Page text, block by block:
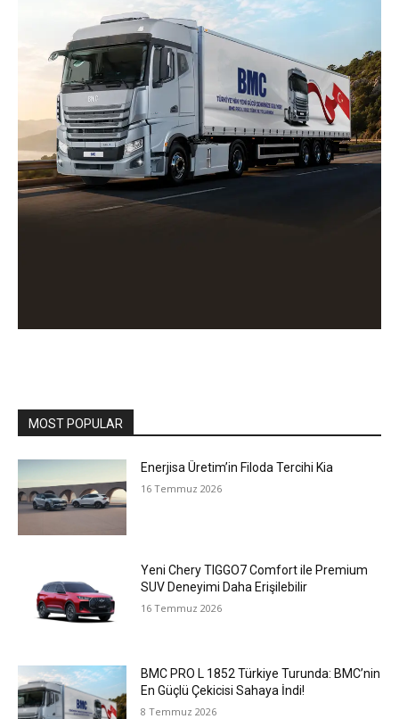
MOST POPULAR
Enerjisa Üretim’in Filoda Tercihi Kia
16 Temmuz 2026
Yeni Chery TIGGO7 Comfort ile Premium
SUV Deneyimi Daha Erişilebilir
16 Temmuz 2026
BMC PRO L 1852 Türkiye Turunda: BMC’nin
En Güçlü Çekicisi Sahaya İndi!
8 Temmuz 2026